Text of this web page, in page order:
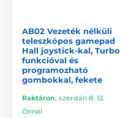
AB02 Vezeték nélküli
teleszkópos gamepad
Hall joystick-kal, Turbo
funkcióval és
programozható
gombokkal, fekete
Raktáron, szerdán 8. 12.
Önnél